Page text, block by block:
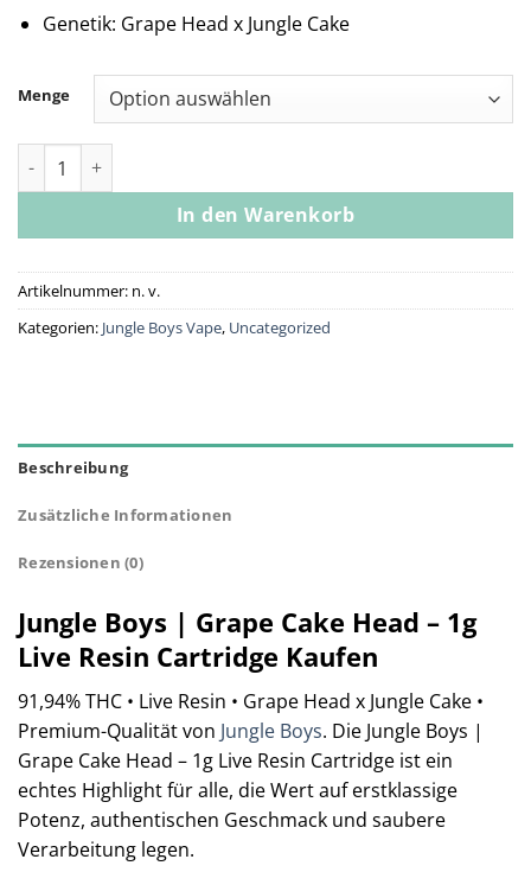
Genetik: Grape Head x Jungle Cake
Menge
Jungle Boys | Grape Cake Head - 1g Live Resin Cartridge Menge
In den Warenkorb
Artikelnummer: n. v.
Kategorien: Jungle Boys Vape, Uncategorized
Beschreibung
Zusätzliche Informationen
Rezensionen (0)
Jungle Boys | Grape Cake Head – 1g
Live Resin Cartridge Kaufen
91,94% THC • Live Resin • Grape Head x Jungle Cake •
Premium-Qualität von Jungle Boys. Die Jungle Boys |
Grape Cake Head – 1g Live Resin Cartridge ist ein
echtes Highlight für alle, die Wert auf erstklassige
Potenz, authentischen Geschmack und saubere
Verarbeitung legen.